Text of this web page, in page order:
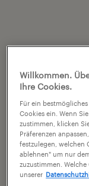
Willkommen.
Ihre Cookies.
Für ein
Cookies ein. Wenn
zustimmen, klicken
Präferenzen
festzulegen, welchen
ablehnen" um nur
zuzustimmen.
unserer